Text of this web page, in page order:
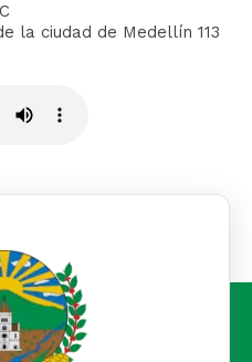
la ciudad de Medellín 113